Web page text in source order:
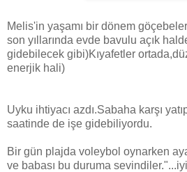
Melis'in yaşamı bir dönem
son yıllarında evde bavulu açık
gidebilecek gibi)Kıyafetler
enerjik hali)
Uyku ihtiyacı azdı.Sabaha karşı
saatinde de işe gidebiliyordu.
Bir gün plajda voleybol oynarken
ve babası bu duruma